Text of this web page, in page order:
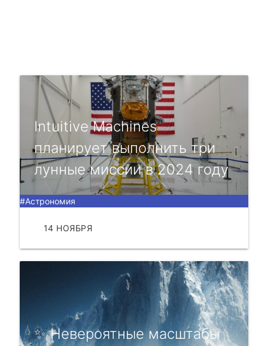
Intuitive Machines
планирует выполнить три
лунные миссии в 2024 году
#Астрономия
14 НОЯБРЯ
✨ Hевероятные мaсштaбы